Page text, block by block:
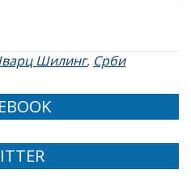
Шилинг, Срби